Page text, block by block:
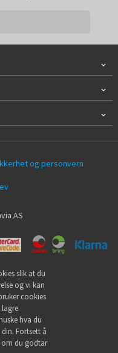
og personvern
AS
slik at du
og vi kan
cookies
hva du
Fortsett å
om du godtar